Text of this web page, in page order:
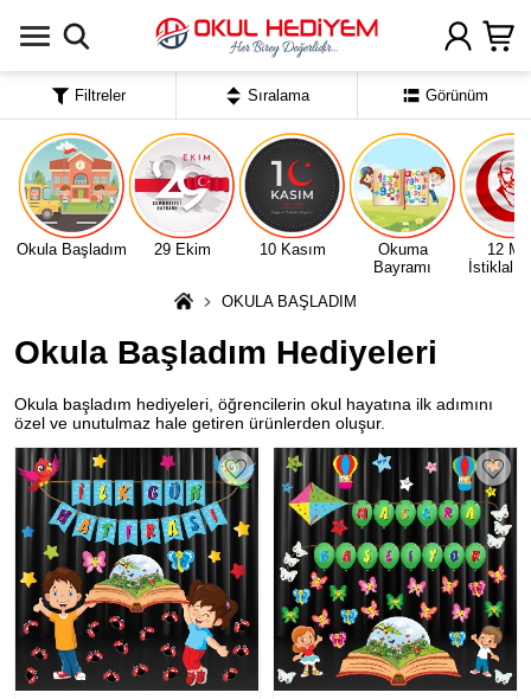
Okula Başladım 29 Ekim 10 Kasım
Okuma
Bayramı
12
İstiklal
OKULA BAŞLADIM
Okula Başladım Hediyeleri
Okula başladım hediyeleri, öğrencilerin okul hayatına ilk adımını
özel ve unutulmaz hale getiren ürünlerden oluşur.
Filtreler Sıralama Görünüm
Uygulamada Aç